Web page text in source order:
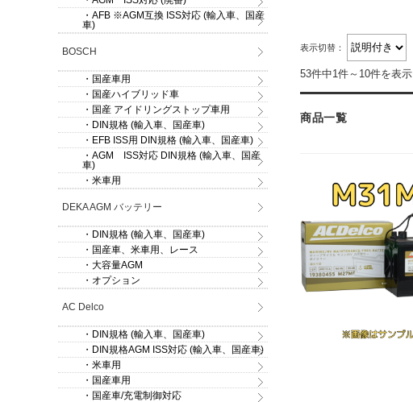
表示切替：
53件中1件～10件を表示
商品一覧
・AFB ※AGM互換 ISS対応 (輸入車、国産
車)
BOSCH
・国産車用
・国産ハイブリッド車
・国産 アイドリングストップ車用
・DIN規格 (輸入車、国産車)
・EFB ISS用 DIN規格 (輸入車、国産車)
・AGM ISS対応 DIN規格 (輸入車、国産
車)
・米車用
DEKA AGM バッテリー
・DIN規格 (輸入車、国産車)
・国産車、米車用、レース
・大容量AGM
・オプション
AC Delco
・DIN規格 (輸入車、国産車)
・DIN規格AGM ISS対応 (輸入車、国産車)
・米車用
・国産車用
・国産車/充電制御対応